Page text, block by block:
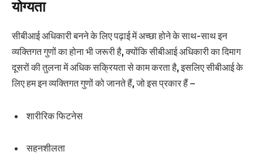
योग्यता
सीबीआई अधिकारी बनने के लिए पढ़ाई में अच्छा होने के साथ-साथ इन
व्यक्तिगत गुणों का होना भी जरूरी है, क्योंकि सीबीआई अधिकारी का दिमाग
दूसरों की तुलना में अधिक सक्रियता से काम करता है, इसलिए सीबीआई के
लिए हम इन व्यक्तिगत गुणों को जानते हैं, जो इस प्रकार हैं –
शारीरिक फिटनेस
सहनशीलता